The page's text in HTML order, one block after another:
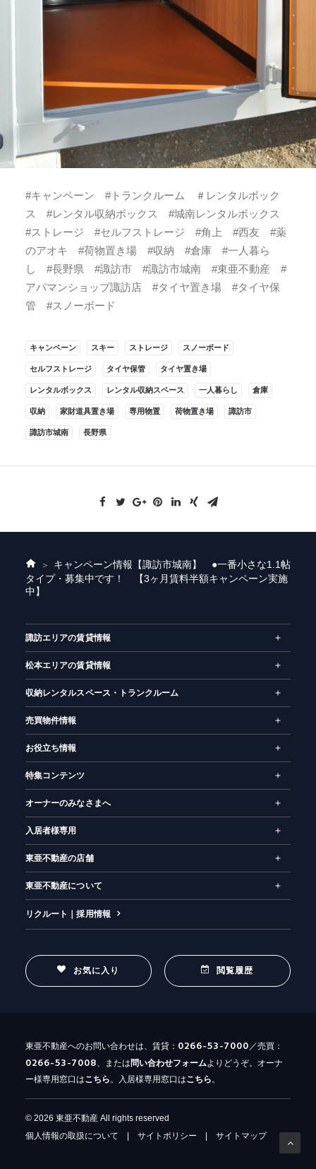
#キャンペーン #トランクルーム ＃レンタルボック
ス #レンタル収納ボックス #城南レンタルボックス
#ストレージ #セルフストレージ #角上 #西友 #薬
のアオキ #荷物置き場 #収納 #倉庫 #一人暮ら
し #長野県 #諏訪市 #諏訪市城南 #東亜不動産 #
アパマンショップ諏訪店 #タイヤ置き場 #タイヤ保
管 #スノーボード
キャンペーン スキー ストレージ スノーボード
セルフストレージ タイヤ保管 タイヤ置き場
レンタルボックス レンタル収納スペース 一人暮らし 倉庫
収納 家財道具置き場 専用物置 荷物置き場 諏訪市
諏訪市城南 長野県
ホ
ー
ム
キャンペーン情報 【諏訪市城南】 ●一番小さな1.1帖
タイプ・募集中です！ 【3ヶ月賃料半額キャンペーン実施
中】
諏訪エリアの賃貸情報
松本エリアの賃貸情報
収納レンタルスペース・トランクルーム
売買物件情報
お役立ち情報
特集コンテンツ
オーナーのみなさまへ
入居者様専用
東亜不動産の店舗
東亜不動産について
リクルート｜採用情報
お気に入り 閲覧履歴
東亜不動産へのお問い合わせは、賃貸： 0266-53-7000／売買：
0266-53-7008、または 問い合わせフォームよりどうぞ。オーナ
ー様専用窓口はこちら。入居様専用窓口はこちら。
© 2026 東亜不動産 All rights reserved
個人情報の取扱について
サイトポリシー サイトマップ